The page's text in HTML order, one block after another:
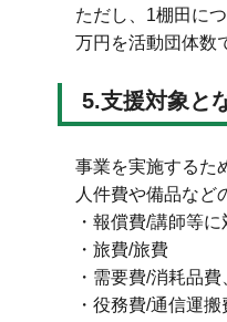
ただし、1棚田に
万円を活動団体数
5.支援対象と
事業を実施するた
人件費や備品など
・報償費/講師等
・旅費/旅費
・需要費/消耗品
・役務費/通信運